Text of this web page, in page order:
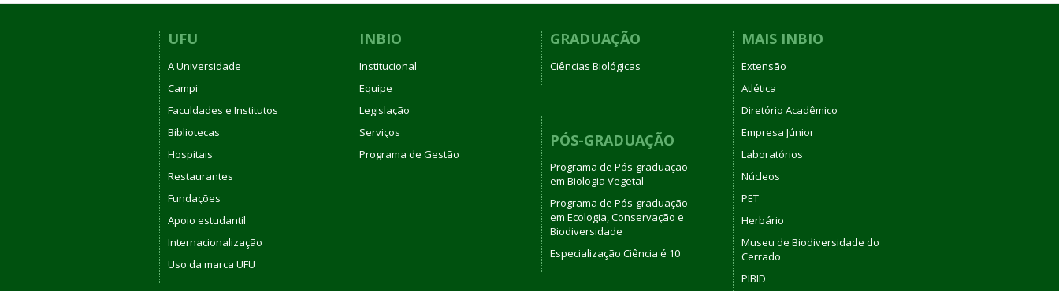
UFU
A Universidade
Campi
Faculdades e Institutos
Bibliotecas
Hospitais
Restaurantes
Fundações
Apoio estudantil
Internacionalização
Uso da marca UFU
INBIO
Institucional
Equipe
Legislação
Serviços
Programa de Gestão
GRADUAÇÃO
Ciências Biológicas
PÓS-GRADUAÇÃO
Programa de Pós-graduação
em Biologia Vegetal
Programa de Pós-graduação
em Ecologia, Conservação e
Biodiversidade
Especialização Ciência é 10
MAIS INBIO
Extensão
Atlética
Diretório Acadêmico
Empresa Júnior
Laboratórios
Núcleos
PET
Herbário
Museu de Biodiversidade do
Cerrado
PIBID